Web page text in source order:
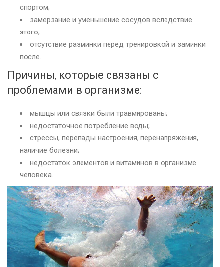
спортом;
замерзание и уменьшение сосудов вследствие
этого;
отсутствие разминки перед тренировкой и заминки
после.
Причины, которые связаны с
проблемами в организме:
мышцы или связки были травмированы;
недостаточное потребление воды;
стрессы, перепады настроения, перенапряжения,
наличие болезни;
недостаток элементов и витаминов в организме
человека.